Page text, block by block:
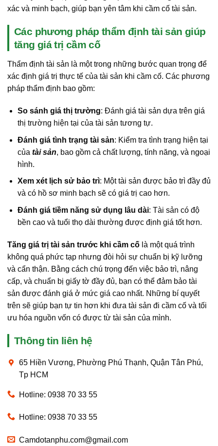
xác và minh bạch, giúp bạn yên tâm khi cầm cố tài sản.
Các phương pháp thẩm định tài sản giúp
tăng giá trị cầm cố
Thẩm định tài sản là một trong những bước quan trọng để
xác định giá trị thực tế của tài sản khi cầm cố. Các phương
pháp thẩm định bao gồm:
So sánh giá thị trường: Đánh giá tài sản dựa trên giá
thị trường hiện tại của tài sản tương tự.
Đánh giá tình trạng tài sản: Kiểm tra tình trạng hiện tại
của tài sản, bao gồm cả chất lượng, tính năng, và ngoại
hình.
Xem xét lịch sử bảo trì: Một tài sản được bảo trì đầy đủ
và có hồ sơ minh bạch sẽ có giá trị cao hơn.
Đánh giá tiềm năng sử dụng lâu dài: Tài sản có độ
bền cao và tuổi thọ dài thường được định giá tốt hơn.
Tăng giá trị tài sản trước khi cầm cố là một quá trình
không quá phức tạp nhưng đòi hỏi sự chuẩn bị kỹ lưỡng
và cẩn thận. Bằng cách chú trọng đến việc bảo trì, nâng
cấp, và chuẩn bị giấy tờ đầy đủ, bạn có thể đảm bảo tài
sản được đánh giá ở mức giá cao nhất. Những bí quyết
trên sẽ giúp bạn tự tin hơn khi đưa tài sản đi cầm cố và tối
ưu hóa nguồn vốn có được từ tài sản của mình.
Thông tin liên hệ
65 Hiền Vương, Phường Phú Thạnh, Quận Tân Phú,
Tp HCM
Hotline: 0938 70 33 55
Hotline: 0938 70 33 55
Camdotanphu.com@gmail.com